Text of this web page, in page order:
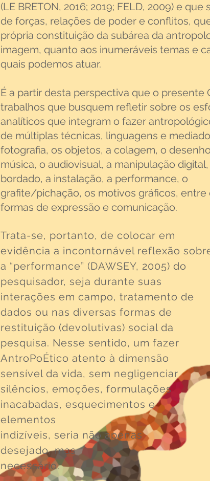
(LE BRETON, 2016; 2019; FELD, 2009) e
de forças, relações de poder e conflitos,
própria constituição da subárea da
imagem, quanto aos inumeráveis temas e
quais podemos atuar.
É a partir desta perspectiva que o presente
trabalhos que busquem refletir sobre os
analíticos que integram o fazer
de múltiplas técnicas, linguagens e
fotografia, os objetos, a colagem, o
música, o audiovisual, a manipulação digital,
bordado, a instalação, a performance, o
grafite/pichação, os motivos gráficos, entre
formas de expressão e comunicação.
Trata-se, portanto, de colocar em
evidência a incontornável reflexão
a “performance” (DAWSEY, 2005) do
pesquisador, seja durante suas
interações em campo, tratamento de
dados ou nas diversas formas de
restituição (devolutivas) social da
pesquisa. Nesse sentido, um fazer
AntroPoÉtico atento à dimensão
sensível da vida, sem negligenciar
silêncios, emoções, formulações
inacabadas, esquecimentos e
elementos
indizíveis, seria não apenas
desejado, mas
necessário.